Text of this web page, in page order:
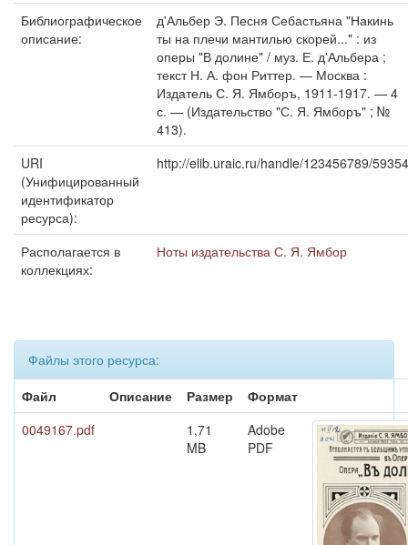
Библиографическое
описание:
д'Альбер Э. Песня Себастьяна "Накинь
ты на плечи мантилью скорей..." : из
оперы "В долине" / муз. Е. д'Альбера ;
текст Н. А. фон Риттер. — Москва :
Издатель С. Я. Ямборъ, 1911-1917. — 4
с. — (Издательство "С. Я. Ямборъ" ; №
413).
URI
(Унифицированный
идентификатор
ресурса):
http://elib.uraic.ru/handle/123456789/59354
Располагается в
коллекциях:
Ноты издательства С. Я. Ямбор
Файлы этого ресурса:
Файл
Описание Размер
Формат
0049167.pdf
1,71
MB
Adobe
PDF